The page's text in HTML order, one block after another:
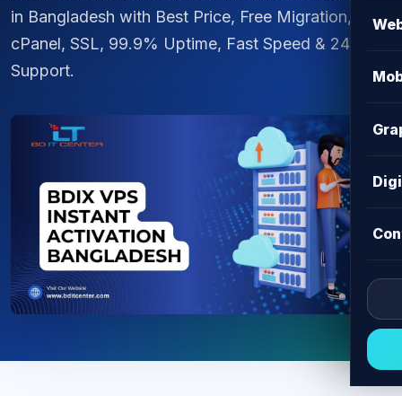
in Bangladesh with Best Price, Free Migration,
cPanel, SSL, 99.9% Uptime, Fast Speed & 24/7
Support.